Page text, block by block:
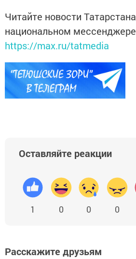
Читайте новости
национальном
https://max.ru/tatmedia
Оставляйте реакции
1 0 0 0
Расскажите друзьям